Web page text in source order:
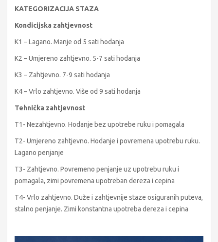
KATEGORIZACIJA STAZA
Kondicijska zahtjevnost
K1 – Lagano. Manje od 5 sati hodanja
K2 – Umjereno zahtjevno. 5-7 sati hodanja
K3 – Zahtjevno. 7-9 sati hodanja
K4 – Vrlo zahtjevno. Više od 9 sati hodanja
Tehnička zahtjevnost
T1- Nezahtjevno. Hodanje bez upotrebe ruku i pomagala
T2- Umjereno zahtjevno. Hodanje i povremena upotrebu ruku.
Lagano penjanje
T3- Zahtjevno. Povremeno penjanje uz upotrebu ruku i
pomagala, zimi povremena upotreban dereza i cepina
T4- Vrlo zahtjevno. Duže i zahtjevnije staze osiguranih puteva,
stalno penjanje. Zimi konstantna upotreba dereza i cepina